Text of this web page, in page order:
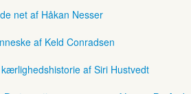
net af Håkan Nesser
af Keld Conradsen
af Siri Hustvedt